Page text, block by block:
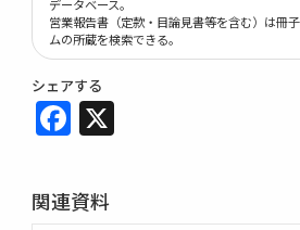
データベース。
営業報告書（定款・目論見書等を含む）は冊
ムの所蔵を検索できる。
シェアする
Facebook
関連資料